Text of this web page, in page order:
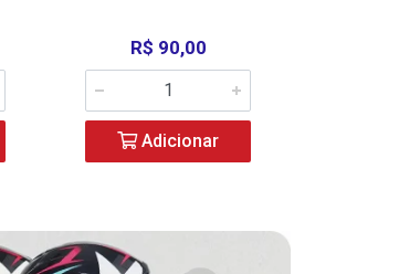
R$ 90,00
Adicionar